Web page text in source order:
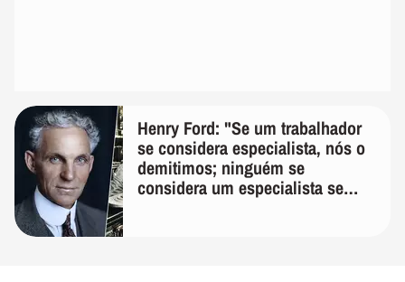
Henry Ford: "Se um trabalhador
se considera especialista, nós o
demitimos; ninguém se
considera um especialista se